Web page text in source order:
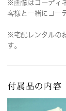
※画像はコーディ
客様と一緒にコー
※宅配レンタルの
す。
付属品の内容